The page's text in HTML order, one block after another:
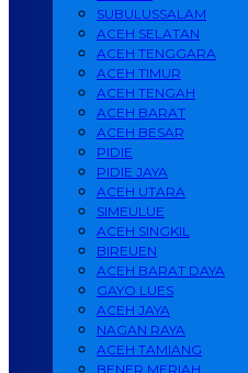
SUBULUSSALAM
ACEH SELATAN
ACEH TENGGARA
ACEH TIMUR
ACEH TENGAH
ACEH BARAT
ACEH BESAR
PIDIE
PIDIE JAYA
ACEH UTARA
SIMEULUE
ACEH SINGKIL
BIREUEN
ACEH BARAT DAYA
GAYO LUES
ACEH JAYA
NAGAN RAYA
ACEH TAMIANG
BENER MERIAH